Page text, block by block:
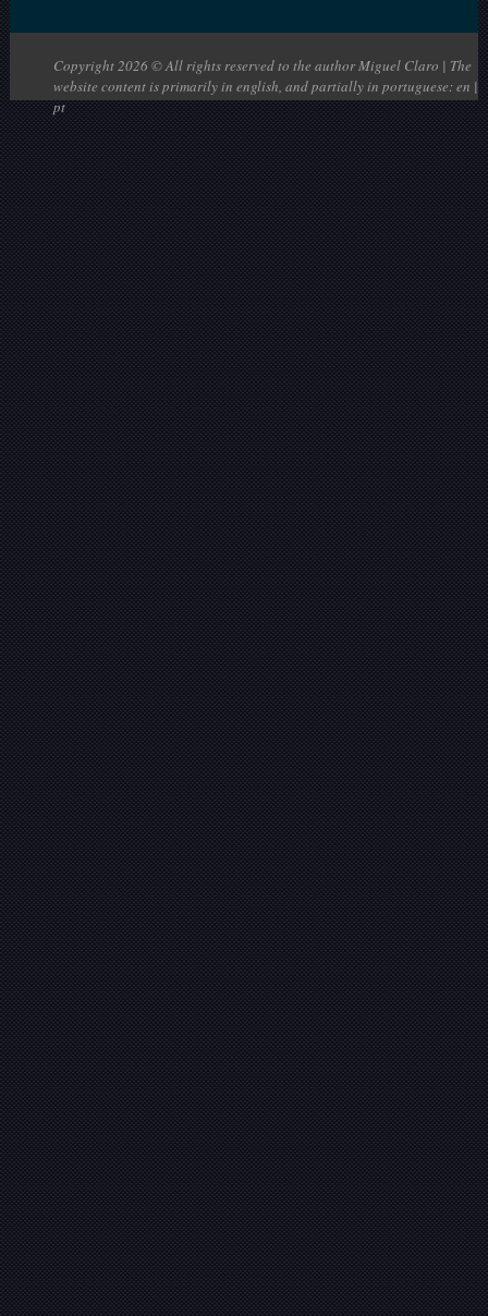
Copyright 2026 © All rights reserved to the author Miguel Claro | The
website content is primarily in english, and partially in portuguese: en |
pt